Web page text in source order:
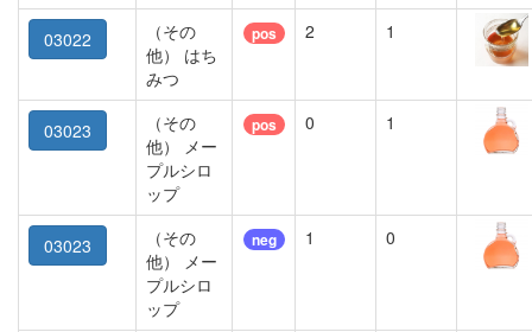
03022
（その
他） はち
みつ
pos 2 1
03023
（その
他） メー
プルシロ
ップ
pos 0 1
03023
（その
他） メー
プルシロ
ップ
neg 1 0